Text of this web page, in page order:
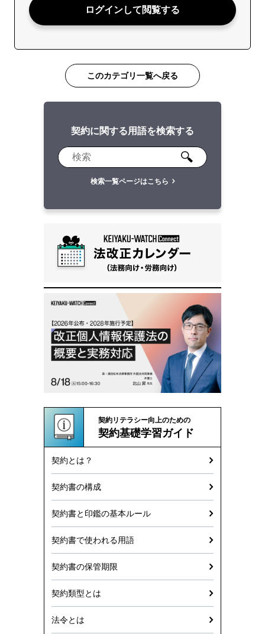
ログインして閲覧する
このカテゴリ一覧へ戻る
契約に関する用語を検索する
検索一覧ページはこちら
契約リテラシー向上のための
契約基礎学習ガイド
契約とは？
契約書の構成
契約書と印鑑の基本ルール
契約書で使われる用語
契約書の保管期限
契約類型とは
法令とは